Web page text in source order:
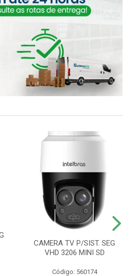
CAMERA TV P/SIST. SEG
VHD 3206 MINI SD
Código: 560174